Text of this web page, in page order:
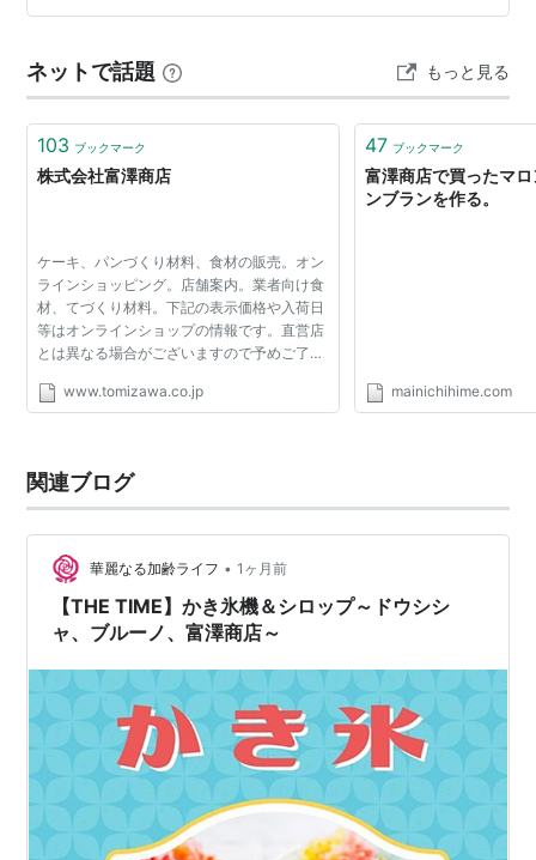
BRUNO(ブルーノ) 2WAYジューサー＆かき氷 ユニットを
スムージーが1台で愉しめるポ…
ネットで話題 もっと見る
103 ブックマーク
株式会社富澤商店
ケーキ、パンづくり材料、食材の販売。オン
ラインショッピング。店舗案内。業者向け食
材、てづくり材料。下記の表示価格や入荷日
等はオンラインショップの情報です。直営店
とは異なる場合がございますので予めご了承
www.tomizawa.co.jp
47 ブックマーク
富澤商店で買ったマ
ンブランを作る。
mainichihime.com
関連ブログ
華麗なる加齢ライフ • 1ヶ月前
【THE TIME】かき氷機＆シロップ～ドウシシ
ャ、ブルーノ、富澤商店～